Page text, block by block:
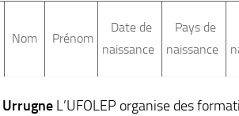
Nom Prénom
Date de
naissance
Pays de
naissance
Urrugne L’UFOLEP organise des